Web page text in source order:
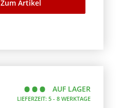
Zum Artikel
AUF LAGER
LIEFERZEIT: 5 - 8 WERKTAGE